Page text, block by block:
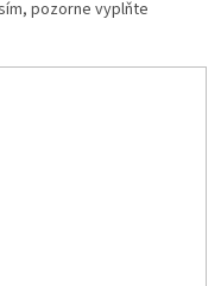
pozorne vyplňte